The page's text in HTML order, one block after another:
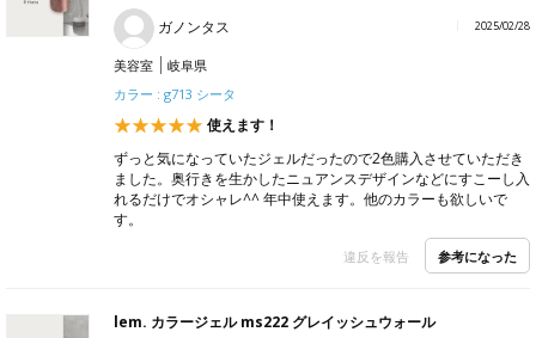
ガノンタス 2025/02/28
美容室
岐阜県
カラー : g713 シータ
使えます！
ずっと気になっていたジェルだったので2色購入させていただき
ました。奥行きを生かしたニュアンスデザインなどにすこーし入
れるだけでオシャレ^^ 年中使えます。他のカラーも欲しいで
す。
違反を報告 参考になった
lem. カラージェル ms222 グレイッシュウォール